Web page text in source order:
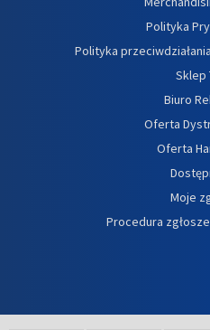
Polityka
Polityka
Sklep
Biuro
Oferta
Oferta
Moje
Procedura